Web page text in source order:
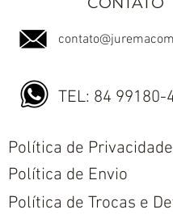
TEL: 84 99180-
Política de Privacidade
Política de Envio
Política de Trocas e